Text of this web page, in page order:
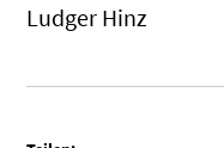
Ludger Hinz